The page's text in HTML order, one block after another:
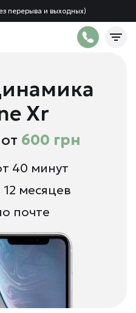
перерыва и выходных)
Xr
600 грн
40 минут
12 месяцев
почте